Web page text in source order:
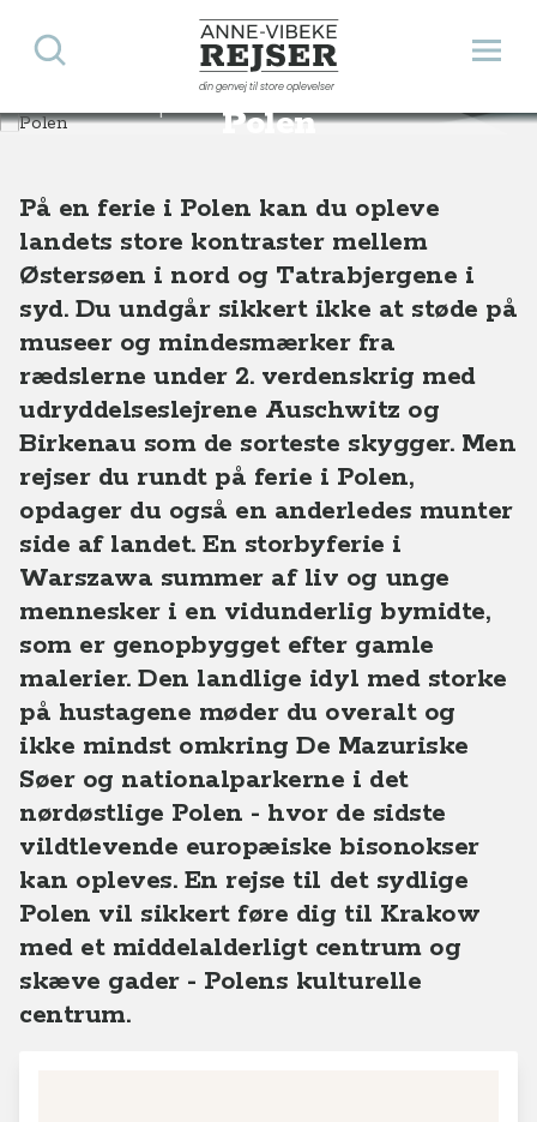
Anne-Vibeke Rejser
din genvej til store oplevelser
Åbn
Søg
Polen
Destinationer Europa Polen
På en ferie i Polen kan du opleve
landets store kontraster mellem
Østersøen i nord og Tatrabjergene i
syd. Du undgår sikkert ikke at støde på
museer og mindesmærker fra
rædslerne under 2. verdenskrig med
udryddelseslejrene Auschwitz og
Birkenau som de sorteste skygger. Men
rejser du rundt på ferie i Polen,
opdager du også en anderledes munter
side af landet. En storbyferie i
Warszawa summer af liv og unge
mennesker i en vidunderlig bymidte,
som er genopbygget efter gamle
malerier. Den landlige idyl med storke
på hustagene møder du overalt og
ikke mindst omkring De Mazuriske
Søer og nationalparkerne i det
nørdøstlige Polen - hvor de sidste
vildtlevende europæiske bisonokser
kan opleves. En rejse til det sydlige
Polen vil sikkert føre dig til Krakow
med et middelalderligt centrum og
skæve gader - Polens kulturelle
centrum.